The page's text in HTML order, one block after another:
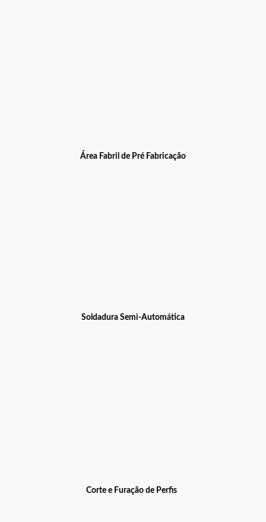
Área Fabril de Pré Fabricação
Soldadura Semi-Automática
Corte e Furação de Perfis